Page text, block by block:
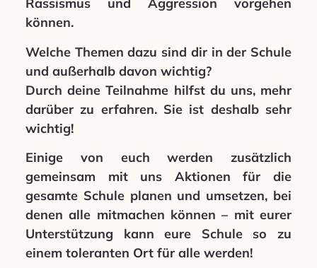
Rassismus und Aggression vorgehen
können.
Welche Themen dazu sind dir in der Schule
und außerhalb davon wichtig?
Durch deine Teilnahme hilfst du uns, mehr
darüber zu erfahren. Sie ist deshalb sehr
wichtig!
Einige von euch werden zusätzlich
gemeinsam mit uns Aktionen für die
gesamte Schule planen und umsetzen, bei
denen alle mitmachen können – mit eurer
Unterstützung kann eure Schule so zu
einem toleranten Ort für alle werden!